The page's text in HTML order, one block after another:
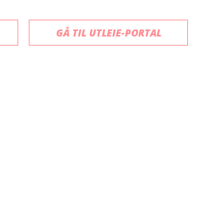
GÅ TIL UTLEIE-PORTAL